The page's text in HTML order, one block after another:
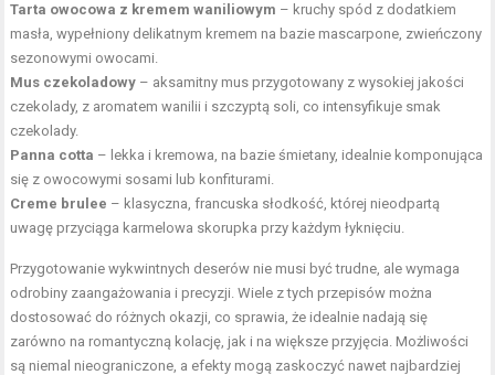
Tarta owocowa z kremem waniliowym – kruchy spód z dodatkiem
masła, wypełniony delikatnym kremem na bazie mascarpone, zwieńczony
sezonowymi owocami.
Mus czekoladowy – aksamitny mus przygotowany z wysokiej jakości
czekolady, z aromatem wanilii i szczyptą soli, co intensyfikuje smak
czekolady.
Panna cotta – lekka i kremowa, na bazie śmietany, idealnie komponująca
się z owocowymi sosami lub konfiturami.
Creme brulee – klasyczna, francuska słodkość, której nieodpartą
uwagę przyciąga karmelowa skorupka przy każdym łyknięciu.
Przygotowanie wykwintnych deserów nie musi być trudne, ale wymaga
odrobiny zaangażowania i precyzji. Wiele z tych przepisów można
dostosować do różnych okazji, co sprawia, że idealnie nadają się
zarówno na romantyczną kolację, jak i na większe przyjęcia. Możliwości
są niemal nieograniczone, a efekty mogą zaskoczyć nawet najbardziej